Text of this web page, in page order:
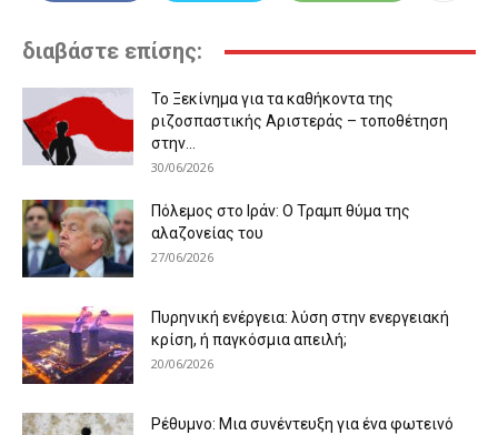
διαβάστε επίσης:
Το Ξεκίνημα για τα καθήκοντα της
ριζοσπαστικής Αριστεράς – τοποθέτηση
στην...
30/06/2026
Πόλεμος στο Ιράν: Ο Τραμπ θύμα της
αλαζονείας του
27/06/2026
Πυρηνική ενέργεια: λύση στην ενεργειακή
κρίση, ή παγκόσμια απειλή;
20/06/2026
Ρέθυμνο: Μια συνέντευξη για ένα φωτεινό